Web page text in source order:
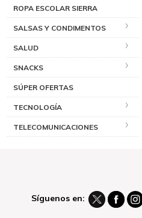
ROPA ESCOLAR SIERRA
SALSAS Y CONDIMENTOS
SALUD
SNACKS
SÚPER OFERTAS
TECNOLOGÍA
TELECOMUNICACIONES
Síguenos en: